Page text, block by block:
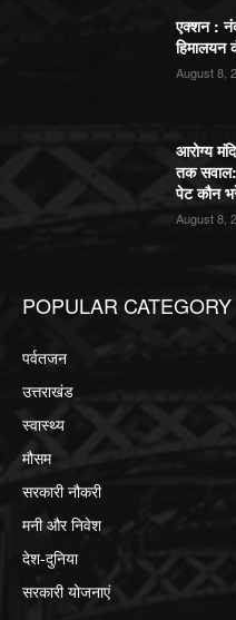
एक्शन :
August 8,
आरोग्य
तक सवाल:
पेट कौन
August 8,
POPULAR CATEGORY
पर्वतजन
उत्तराखंड
स्वास्थ्य
मौसम
सरकारी नौकरी
मनी और निवेश
देश-दुनिया
सरकारी योजनाएं